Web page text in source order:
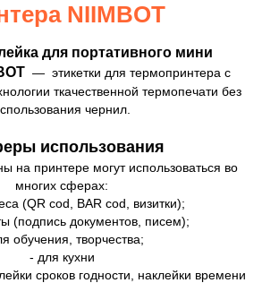
NIIMBOT
для портативного мини
— этикетки для термопринтера с
ткачественной термопечати без
чернил.
использования
на принтере могут использоваться во
многих сферах:
(QR cod, BAR cod, визитки);
(подпись документов, писем);
обучения, творчества;
- для кухни
сроков годности, наклейки времени